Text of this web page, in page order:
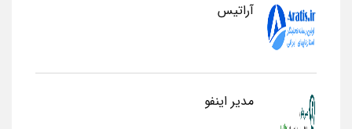
آراتیس
مدیر اینفو